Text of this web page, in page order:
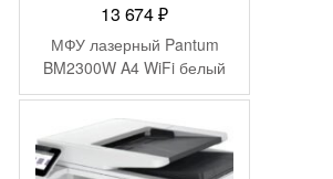
13 674₽
МФУ лазерный Pantum
BM2300W A4 WiFi белый